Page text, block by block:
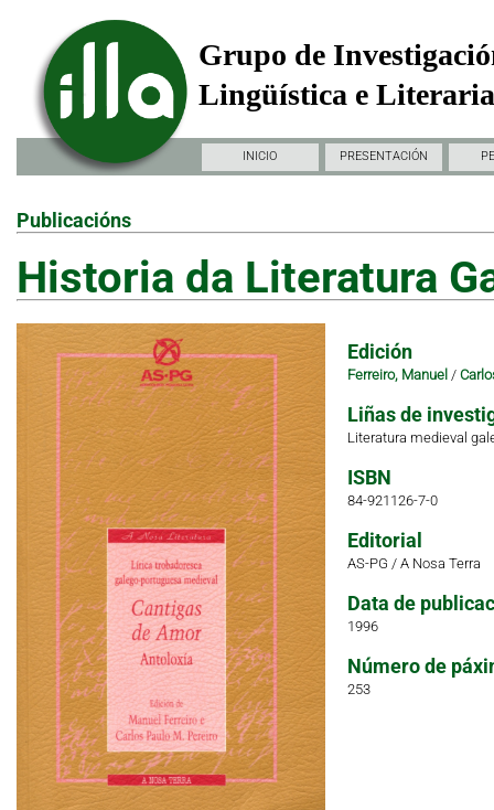
Grupo de
Lingüística e
INICIO PRESENTACIÓN
Publicacións
Historia da Literatura
Edición
Ferreiro, Manuel /
Liñas de
Literatura medieval
ISBN
84-921126-7-0
Editorial
AS-PG / A Nosa Terra
Data de
1996
Número de
253